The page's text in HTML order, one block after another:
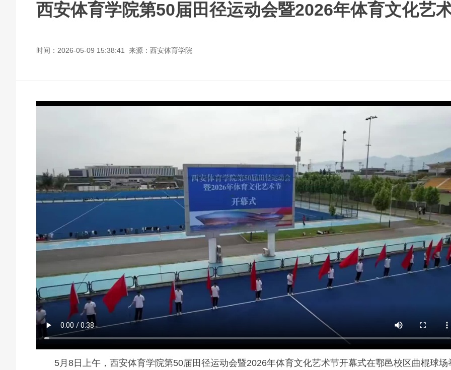
西安体育学院第50届田径运动会暨2026年体育文化艺
时间：2026-05-09 15:38:41 来源：西安体育学院
5月8日上午，西安体育学院第50届田径运动会暨2026年体育文化艺术节开幕式在鄠邑校区曲棍球场